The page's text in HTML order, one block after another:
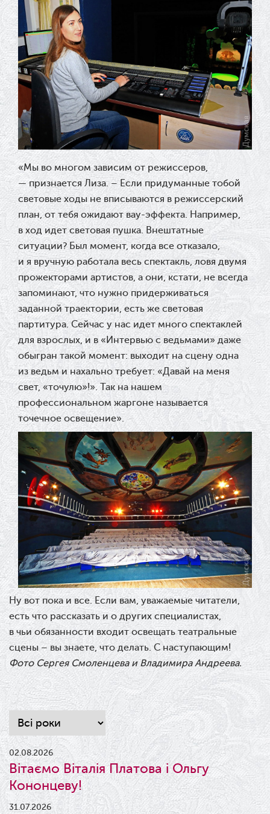
«Мы во многом зависим от режиссеров,
— признается Лиза. – Если придуманные тобой
световые ходы не вписываются в режиссерский
план, от тебя ожидают вау-эффекта. Например,
в ход идет световая пушка. Внештатные
ситуации? Был момент, когда все отказало,
и я вручную работала весь спектакль, ловя двумя
прожекторами артистов, а они, кстати, не всегда
запоминают, что нужно придерживаться
заданной траектории, есть же световая
партитура. Сейчас у нас идет много спектаклей
для взрослых, и в «Интервью с ведьмами» даже
обыгран такой момент: выходит на сцену одна
из ведьм и нахально требует: «Давай на меня
свет, «точулю»!». Так на нашем
профессиональном жаргоне называется
точечное освещение».
Ну вот пока и все. Если вам, уважаемые читатели,
есть что рассказать и о других специалистах,
в чьи обязанности входит освещать театральные
сцены – вы знаете, что делать. С наступающим!
Фото Сергея Смоленцева и Владимира Андреева.
02.08.2026
Вітаємо Віталія Платова і Ольгу
Кононцеву!
31.07.2026